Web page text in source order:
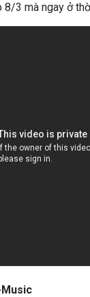
8/3 mà ngay ở
Music